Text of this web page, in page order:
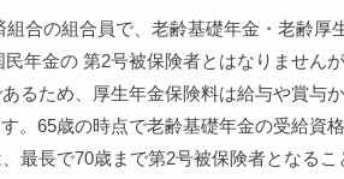
合の組合員で、老齢基礎年金・老齢厚
年金の 第2号被保険者とはなりませんが
るため、厚生年金保険料は給与や賞与か
。65歳の時点で老齢基礎年金の受給資
最長で70歳まで第2号被保険者となるこ